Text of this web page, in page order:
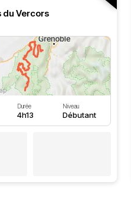
du Vercors
Durée
4h13
Niveau
Débutant